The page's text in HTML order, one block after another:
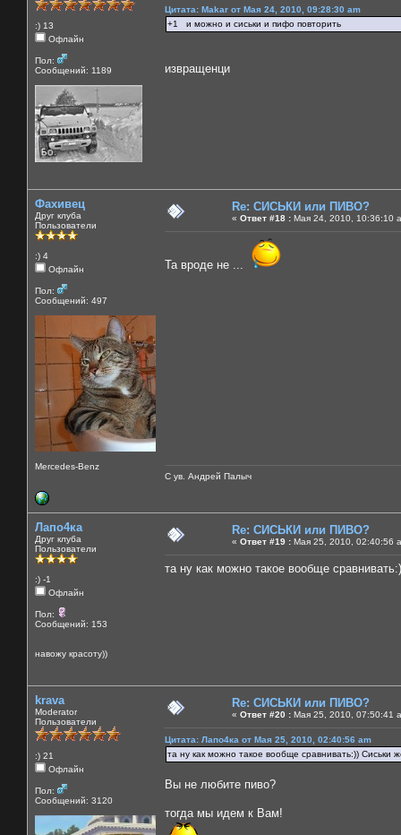
:) 13
Офлайн
Пол:
Сообщений: 1189
Цитата: Makar от Мая 24, 2010, 09:28:30 am
+1 и можно и сиськи и пифо повторить
извращенци
Фахивец
Друг клуба
Пользователи
:) 4
Офлайн
Пол:
Сообщений: 497
Mercedes-Benz
Re: СИСЬКИ или ПИВО?
« Ответ #18 : Мая 24, 2010, 10:36:10
Та вроде не ...
С ув. Андрей Палыч
Лапо4ка
Друг клуба
Пользователи
:) -1
Офлайн
Пол:
Сообщений: 153
навожу красоту))
Re: СИСЬКИ или ПИВО?
« Ответ #19 : Мая 25, 2010, 02:40:56
та ну как можно такое вообще
krava
Moderator
Пользователи
:) 21
Офлайн
Пол:
Сообщений: 3120
Re: СИСЬКИ или ПИВО?
« Ответ #20 : Мая 25, 2010, 07:50:41
Цитата: Лапо4ка от Мая 25, 2010, 02:40:56 am
та ну как можно такое вообще сравнивать:)) Сиськи
Вы не любите пиво?
тогда мы идем к Вам!